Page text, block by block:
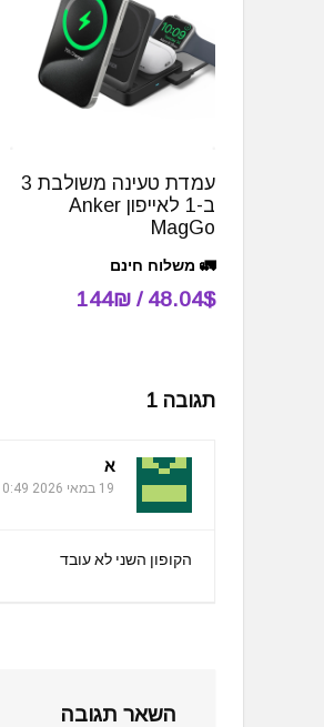
עמדת טעינה משולבת 3
ב-1 לאייפון Anker
MagGo
🚛 משלוח חינם
48.04$ / 144₪
תגובה 1
א
19 במאי 2026 at 10:49
הקופון השני לא עובד
השאר תגובה